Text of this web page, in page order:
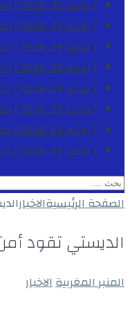
[ يوليو 30, 2026 ]
[ يوليو 29, 2026 ]
[ يوليو 29, 2026 ]
[ يوليو 29, 2026 ]
[ يوليو 29, 2026 ]
[ يوليو 29, 2026 ]
[ يوليو 29, 2026 ]
[ يوليو 29, 2026 ]
البحث
عن:
الصفحة الرئيسيةالاخبار
الديستي تقود
المنبر المغربيةالاخبار